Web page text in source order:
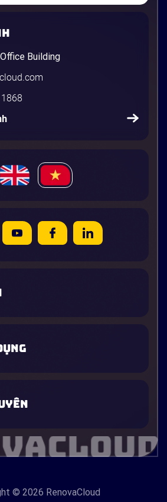
Building
© 2026 RenovaCloud